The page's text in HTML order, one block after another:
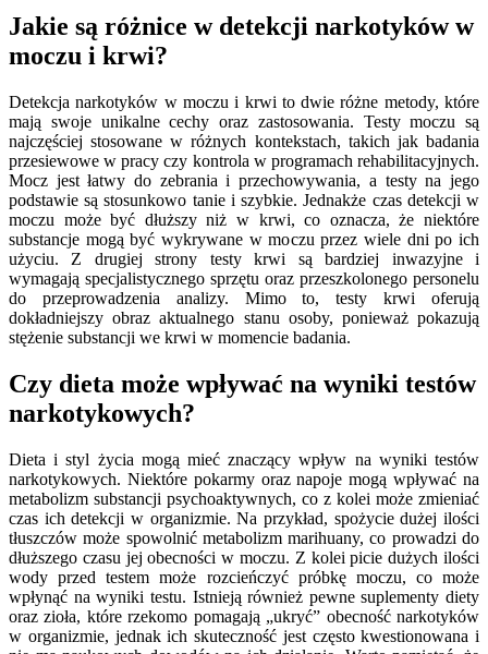
Jakie są różnice w detekcji narkotyków w
moczu i krwi?
Detekcja narkotyków w moczu i krwi to dwie różne metody, które
mają swoje unikalne cechy oraz zastosowania. Testy moczu są
najczęściej stosowane w różnych kontekstach, takich jak badania
przesiewowe w pracy czy kontrola w programach rehabilitacyjnych.
Mocz jest łatwy do zebrania i przechowywania, a testy na jego
podstawie są stosunkowo tanie i szybkie. Jednakże czas detekcji w
moczu może być dłuższy niż w krwi, co oznacza, że niektóre
substancje mogą być wykrywane w moczu przez wiele dni po ich
użyciu. Z drugiej strony testy krwi są bardziej inwazyjne i
wymagają specjalistycznego sprzętu oraz przeszkolonego personelu
do przeprowadzenia analizy. Mimo to, testy krwi oferują
dokładniejszy obraz aktualnego stanu osoby, ponieważ pokazują
stężenie substancji we krwi w momencie badania.
Czy dieta może wpływać na wyniki testów
narkotykowych?
Dieta i styl życia mogą mieć znaczący wpływ na wyniki testów
narkotykowych. Niektóre pokarmy oraz napoje mogą wpływać na
metabolizm substancji psychoaktywnych, co z kolei może zmieniać
czas ich detekcji w organizmie. Na przykład, spożycie dużej ilości
tłuszczów może spowolnić metabolizm marihuany, co prowadzi do
dłuższego czasu jej obecności w moczu. Z kolei picie dużych ilości
wody przed testem może rozcieńczyć próbkę moczu, co może
wpłynąć na wyniki testu. Istnieją również pewne suplementy diety
oraz zioła, które rzekomo pomagają „ukryć” obecność narkotyków
w organizmie, jednak ich skuteczność jest często kwestionowana i